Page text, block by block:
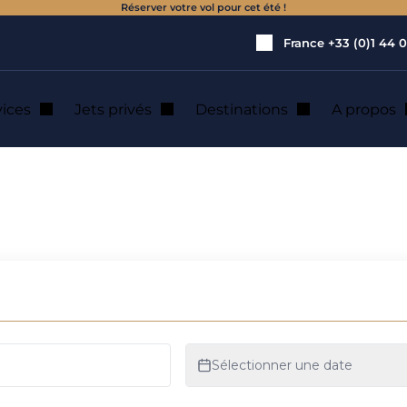
Réserver votre vol pour cet été !
France +33 (0)1 44
Jets privés Destinations A propos